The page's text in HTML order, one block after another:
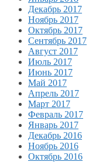
Декабрь 2017
Ноябрь 2017
Октябрь 2017
Сентябрь 2017
Август 2017
Июль 2017
Июнь 2017
Май 2017
Апрель 2017
Март 2017
Февраль 2017
Январь 2017
Декабрь 2016
Ноябрь 2016
Октябрь 2016